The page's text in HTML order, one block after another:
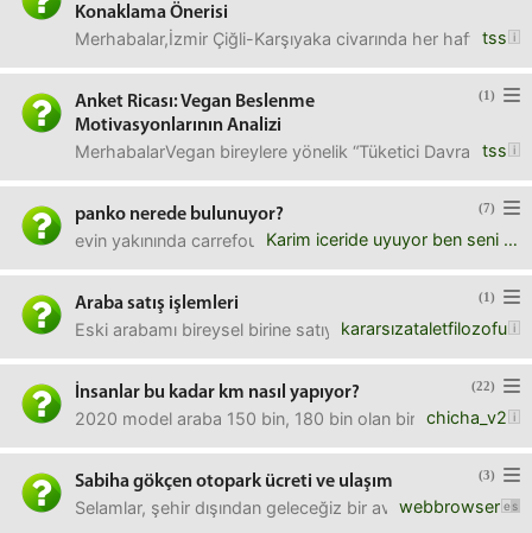
Konaklama Önerisi
tss
Merhabalar,İzmir Çiğli-Karşıyaka civarında her hafta 1
(1)
Anket Ricası: Vegan Beslenme
Motivasyonlarının Analizi
tss
MerhabalarVegan bireylere yönelik “Tüketici Davranışları
(7)
panko nerede bulunuyor?
Karim iceride uyuyor ben seni dusunuyorum
evin yakınında carrefour var. umarım carrefour'da vardır.
(1)
Araba satış işlemleri
kararsızataletfilozofu
Eski arabamı bireysel birine satıyorum ne evraklar
(22)
İnsanlar bu kadar km nasıl yapıyor?
chicha_v2
2020 model araba 150 bin, 180 bin olan bir sürü ilan var.
(3)
Sabiha gökçen otopark ücreti ve ulaşım
webbrowser
Selamlar, şehir dışından geleceğiz bir avrupa turu için,